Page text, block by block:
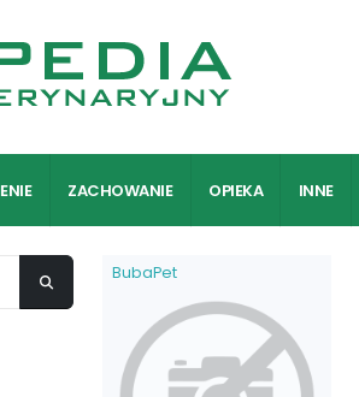
ZACHOWANIE OPIEKA INNE
BubaPet